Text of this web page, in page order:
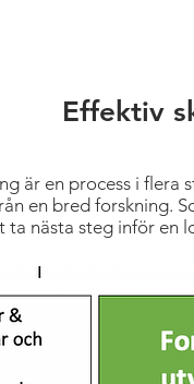
Effektiv
är en process i
en bred forskning.
nästa steg inför en